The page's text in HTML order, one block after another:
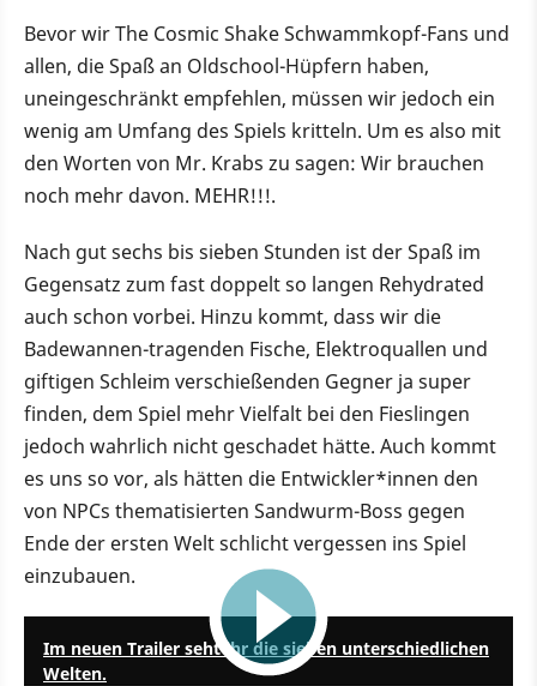
Bevor wir The Cosmic Shake Schwammkopf-Fans und
allen, die Spaß an Oldschool-Hüpfern haben,
uneingeschränkt empfehlen, müssen wir jedoch ein
wenig am Umfang des Spiels kritteln. Um es also mit
den Worten von Mr. Krabs zu sagen: Wir brauchen
noch mehr davon. MEHR!!!.
Nach gut sechs bis sieben Stunden ist der Spaß im
Gegensatz zum fast doppelt so langen Rehydrated
auch schon vorbei. Hinzu kommt, dass wir die
Badewannen-tragenden Fische, Elektroquallen und
giftigen Schleim verschießenden Gegner ja super
finden, dem Spiel mehr Vielfalt bei den Fieslingen
jedoch wahrlich nicht geschadet hätte. Auch kommt
es uns so vor, als hätten die Entwickler*innen den
von NPCs thematisierten Sandwurm-Boss gegen
Ende der ersten Welt schlicht vergessen ins Spiel
einzubauen.
Im neuen Trailer seht ihr die sieben unterschiedlichen
Welten.